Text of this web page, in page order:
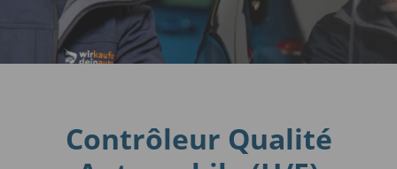
Contrôleur Qualité